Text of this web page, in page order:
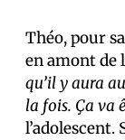
Théo, pour
en amont de
qu’il y aura
la fois. Ça va
l’adolescent.